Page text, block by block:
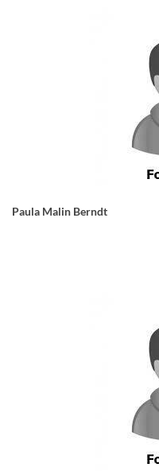
Paula Malin Berndt